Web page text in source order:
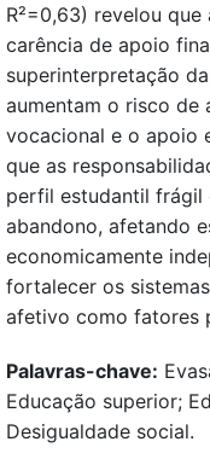
R²=0,63) revelou
carência de apoio
superinterpretação
aumentam o risco de
vocacional e o apoio
que as
perfil estudantil frágil
abandono, afetando
economicamente
fortalecer os
afetivo como fatores
Palavras-chave:
Educação superior;
Desigualdade social.